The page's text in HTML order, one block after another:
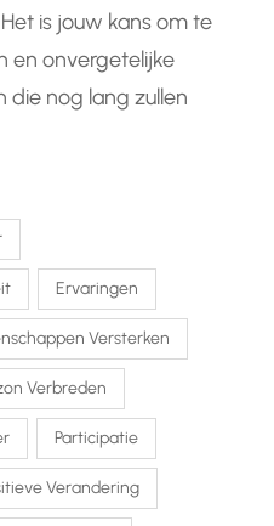
is jouw kans om te
en onvergetelijke
die nog lang zullen
Ervaringen
Versterken
Verbreden
Participatie
Verandering